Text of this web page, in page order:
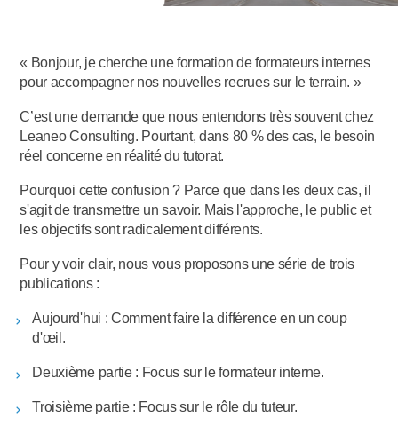
« Bonjour, je cherche une formation de formateurs internes
pour accompagner nos nouvelles recrues sur le terrain. »
C’est une demande que nous entendons très souvent chez
Leaneo Consulting. Pourtant, dans 80 % des cas, le besoin
réel concerne en réalité du tutorat.
Pourquoi cette confusion ? Parce que dans les deux cas, il
s'agit de transmettre un savoir. Mais l'approche, le public et
les objectifs sont radicalement différents.
Pour y voir clair, nous vous proposons une série de trois
publications :
Aujourd'hui : Comment faire la différence en un coup
d'œil.
Deuxième partie : Focus sur le formateur interne.
Troisième partie : Focus sur le rôle du tuteur.